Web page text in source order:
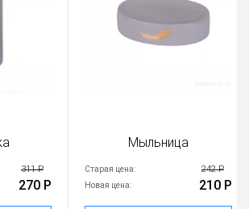
311 Р
270 Р
Мыльница
Старая цена: 242 Р
Новая цена: 210 Р